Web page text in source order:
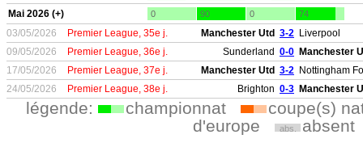
Mai 2026 (+) 0 90 0 74
03/05/2026 Premier League, 35e j. Manchester Utd 3-2 Liverpool
09/05/2026
Premier League, 36e j. Sunderland 0-0 Manchester
17/05/2026
Premier League, 37e j. Manchester Utd 3-2 Nottingham
24/05/2026
Premier League, 38e j. Brighton 0-3 Manchester
légende: championnat
coupe(s)
d'europe
abs. absent